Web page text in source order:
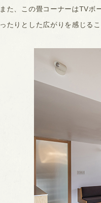
また、この畳コーナーはTVボ
ったりとした広がりを感じるこ